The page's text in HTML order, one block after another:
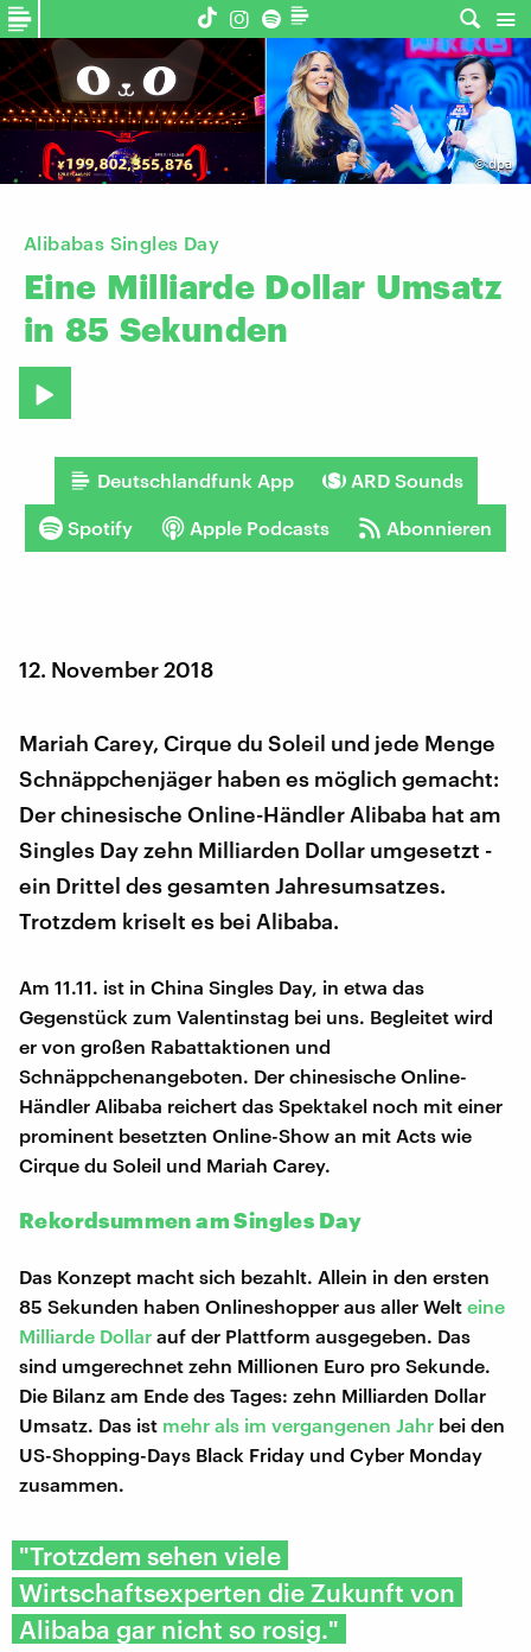
©dpa
Alibabas Singles Day
Eine Milliarde Dollar Umsatz
in 85 Sekunden
Deutschlandfunk App ARD Sounds
Spotify Apple Podcasts Abonnieren
12. November 2018
Mariah Carey, Cirque du Soleil und jede Menge
Schnäppchenjäger haben es möglich gemacht:
Der chinesische Online-Händler Alibaba hat am
Singles Day zehn Milliarden Dollar umgesetzt -
ein Drittel des gesamten Jahresumsatzes.
Trotzdem kriselt es bei Alibaba.
Am 11.11. ist in China Singles Day, in etwa das
Gegenstück zum Valentinstag bei uns. Begleitet wird
er von großen Rabattaktionen und
Schnäppchenangeboten. Der chinesische Online-
Händler Alibaba reichert das Spektakel noch mit einer
prominent besetzten Online-Show an mit Acts wie
Cirque du Soleil und Mariah Carey.
Rekordsummen am Singles Day
Das Konzept macht sich bezahlt. Allein in den ersten
85 Sekunden haben Onlineshopper aus aller Welt eine
Milliarde Dollar auf der Plattform ausgegeben. Das
sind umgerechnet zehn Millionen Euro pro Sekunde.
Die Bilanz am Ende des Tages: zehn Milliarden Dollar
Umsatz. Das ist mehr als im vergangenen Jahr bei den
US-Shopping-Days Black Friday und Cyber Monday
zusammen.
"Trotzdem sehen viele
Wirtschaftsexperten die Zukunft von
Alibaba gar nicht so rosig."